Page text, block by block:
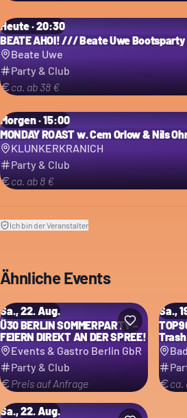
Heute · 20:30
BEATE AHOI! /// Beate Uwe Bootsparty
Beate Uwe
Party & Club
ca. ab 38 €
Morgen · 15:00
MONDAY ROAST w. Cem Orlow & Nils
KLUNKERKRANICH
Party & Club
ca. ab 8 €
Ich bin der Veranstalter
Ähnliche Events
Sa., 22. Aug.
Ü30 BERLIN SOMMERPARTY –
FEIERN DIREKT AN DER SPREE!
Events & Gastro Berlin GbR
Party & Club
Preis auf Anfrage
Sa.,
Trash
ca.
Sa., 22. Aug.